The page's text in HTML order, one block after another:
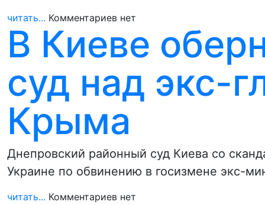
читать... Комментариев нет
В Киеве
суд над экс-
Крыма
Днепровский районный суд Киева со
Украине по обвинению в госизмене экс-
читать... Комментариев нет